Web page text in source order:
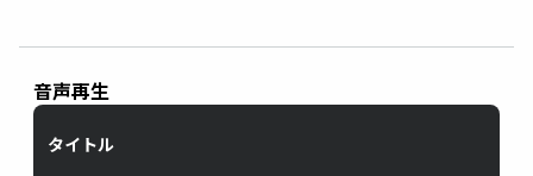
音声再生
タイトル